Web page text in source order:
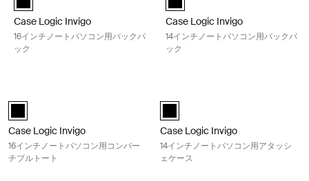
Case Logic Invigo
16インチノートパソコン用バックパ
ック
Case Logic Invigo
14インチノートパソコン用バックパ
ック
Case Logic Invigo convertible tote 黒 (selected)
Case Logic Invigo
16インチノートパソコン用コンバー
チブルトート
black (selected)
Case Logic Invigo
14インチノートパソコン用アタッシ
ェケース